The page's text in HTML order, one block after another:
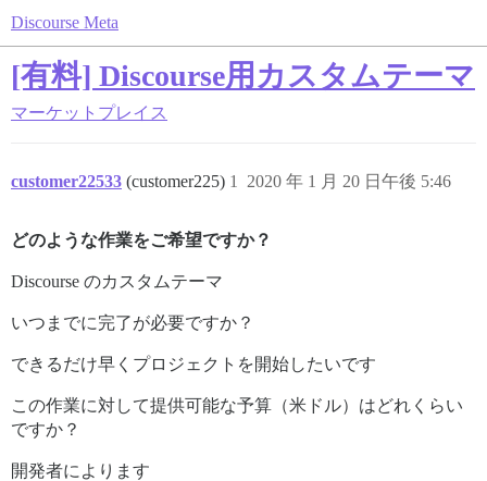
Discourse Meta
[有料] Discourse用カスタムテーマ
マーケットプレイス
customer22533 (customer225) 2020 年 1 月 20 日午後 5:46
1
どのような作業をご希望ですか？
Discourse のカスタムテーマ
いつまでに完了が必要ですか？
できるだけ早くプロジェクトを開始したいです
この作業に対して提供可能な予算（米ドル）はどれくらい
ですか？
開発者によります